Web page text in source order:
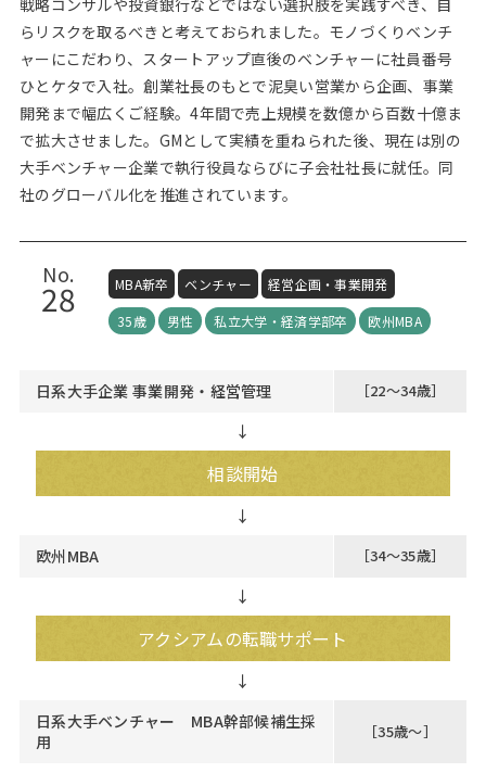
戦略コンサルや投資銀行などではない選択肢を実践すべき、自
らリスクを取るべきと考えておられました。モノづくりベンチ
ャーにこだわり、スタートアップ直後のベンチャーに社員番号
ひとケタで入社。創業社長のもとで泥臭い営業から企画、事業
開発まで幅広くご経験。4年間で売上規模を数億から百数十億ま
で拡大させました。GMとして実績を重ねられた後、現在は別の
大手ベンチャー企業で執行役員ならびに子会社社長に就任。同
社のグローバル化を推進されています。
No.
28 MBA新卒 ベンチャー
経営企画・事業開発
35歳
男性 私立大学・経済学部卒 欧州MBA
日系大手企業 事業開発・経営管理 ［22～34歳］
↓
相談開始
欧州MBA ［34～35歳］
↓
アクシアムの転職サポート
日系大手ベンチャー MBA幹部候補生採
用
［35歳～］